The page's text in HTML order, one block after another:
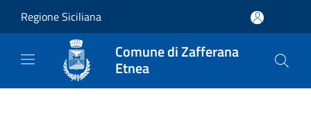
Regione Siciliana
Comune di Zafferana
Etnea